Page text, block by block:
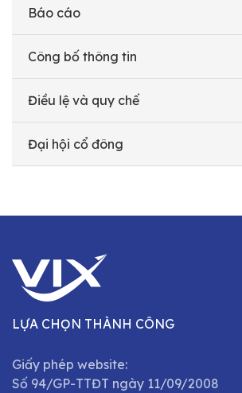
Báo cáo
Công bố thông tin
Điều lệ và quy chế
Đại hội cổ đông
LỰA CHỌN THÀNH CÔNG
Giấy phép website:
Số 94/GP-TTĐT ngày 11/09/2008